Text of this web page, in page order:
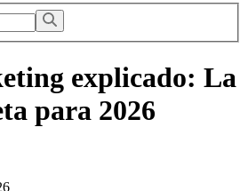
explicado: La
para 2026